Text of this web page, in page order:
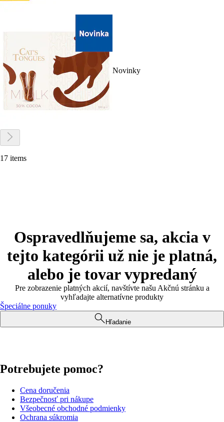
Novinky
17 items
Ospravedlňujeme sa, akcia v
tejto kategórii už nie je platná,
alebo je tovar vypredaný
Pre zobrazenie platných akcií, navštívte našu Akčnú stránku a
vyhľadajte alternatívne produkty
Špeciálne ponuky
Hľadanie
Potrebujete pomoc?
Cena doručenia
Bezpečnosť pri nákupe
Všeobecné obchodné podmienky
Ochrana súkromia